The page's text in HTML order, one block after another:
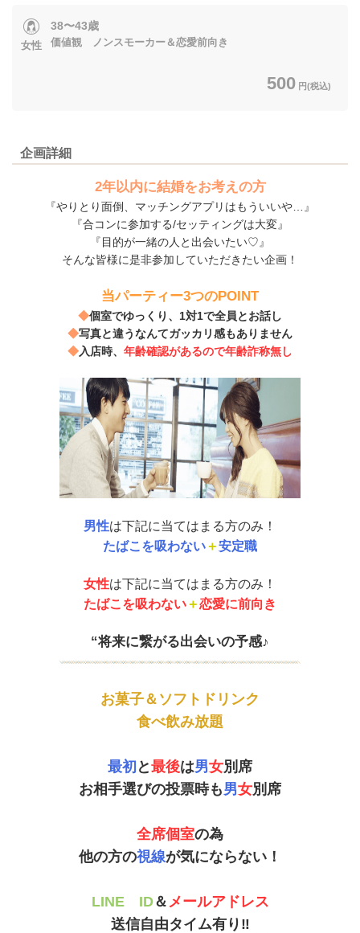
女性
38〜43歳
価値観 ノンスモーカー＆恋愛前向き
500 円(税込)
企画詳細
2年以内に結婚をお考えの方
『やりとり面倒、マッチングアプリはもういいや…』
『合コンに参加する/セッティングは大変』
『目的が一緒の人と出会いたい♡』
そんな皆様に是非参加していただきたい企画！
当パーティー3つのPOINT
◆個室でゆっくり、1対1で全員とお話し
◆写真と違うなんてガッカリ感もありません
◆入店時、 年齢確認があるので年齢詐称無し
男性は下記に当てはまる方のみ！
たばこを吸わない＋安定職
女性は下記に当てはまる方のみ！
たばこを吸わない＋恋愛に前向き
“将来に繋がる出会いの予感♪
お菓子＆ソフトドリンク
食べ飲み放題
最初 と最後は男女別席
お相手選びの投票時も男女別席
全席個室の為
他の方の視線が気にならない！
LINE ID＆ メールアドレス
送信自由タイム有り‼